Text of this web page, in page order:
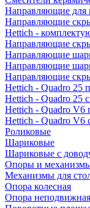
Направляющие
Направляющие
Hettich -
Направляющие
Направляющие
Направляющие
Направляющие
Hettich - Quadro 25
Hettich - Quadro 25
Hettich - Quadro V6
Hettich - Quadro V6
Роликовые
Шариковые
Шариковые с
Опоры и механизмы
Механизмы для
Опора колесная
Опора неподвижная